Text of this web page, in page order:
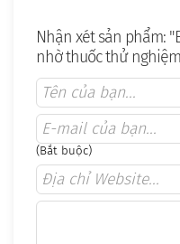
Nhận xét sản phẩm:
nhờ thuốc thử
(Bắt buộc)